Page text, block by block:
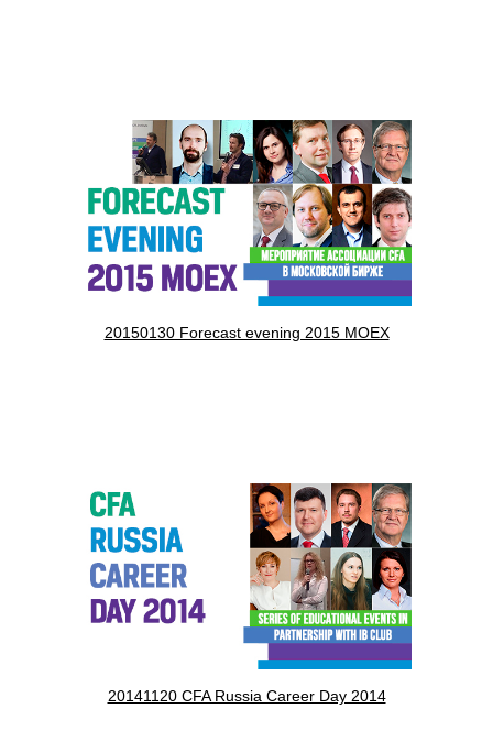
20150130 Forecast evening 2015 MOEX
20141120 CFA Russia Career Day 2014